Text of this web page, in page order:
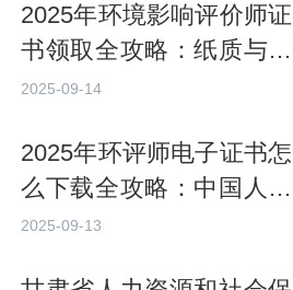
2025年环境影响评价师证
书领取全攻略：纸质与电
子证书领取方法
2025-09-14
2025年环评师电子证书怎
么下载全攻略：中国人事
考试网操作流程
2025-09-13